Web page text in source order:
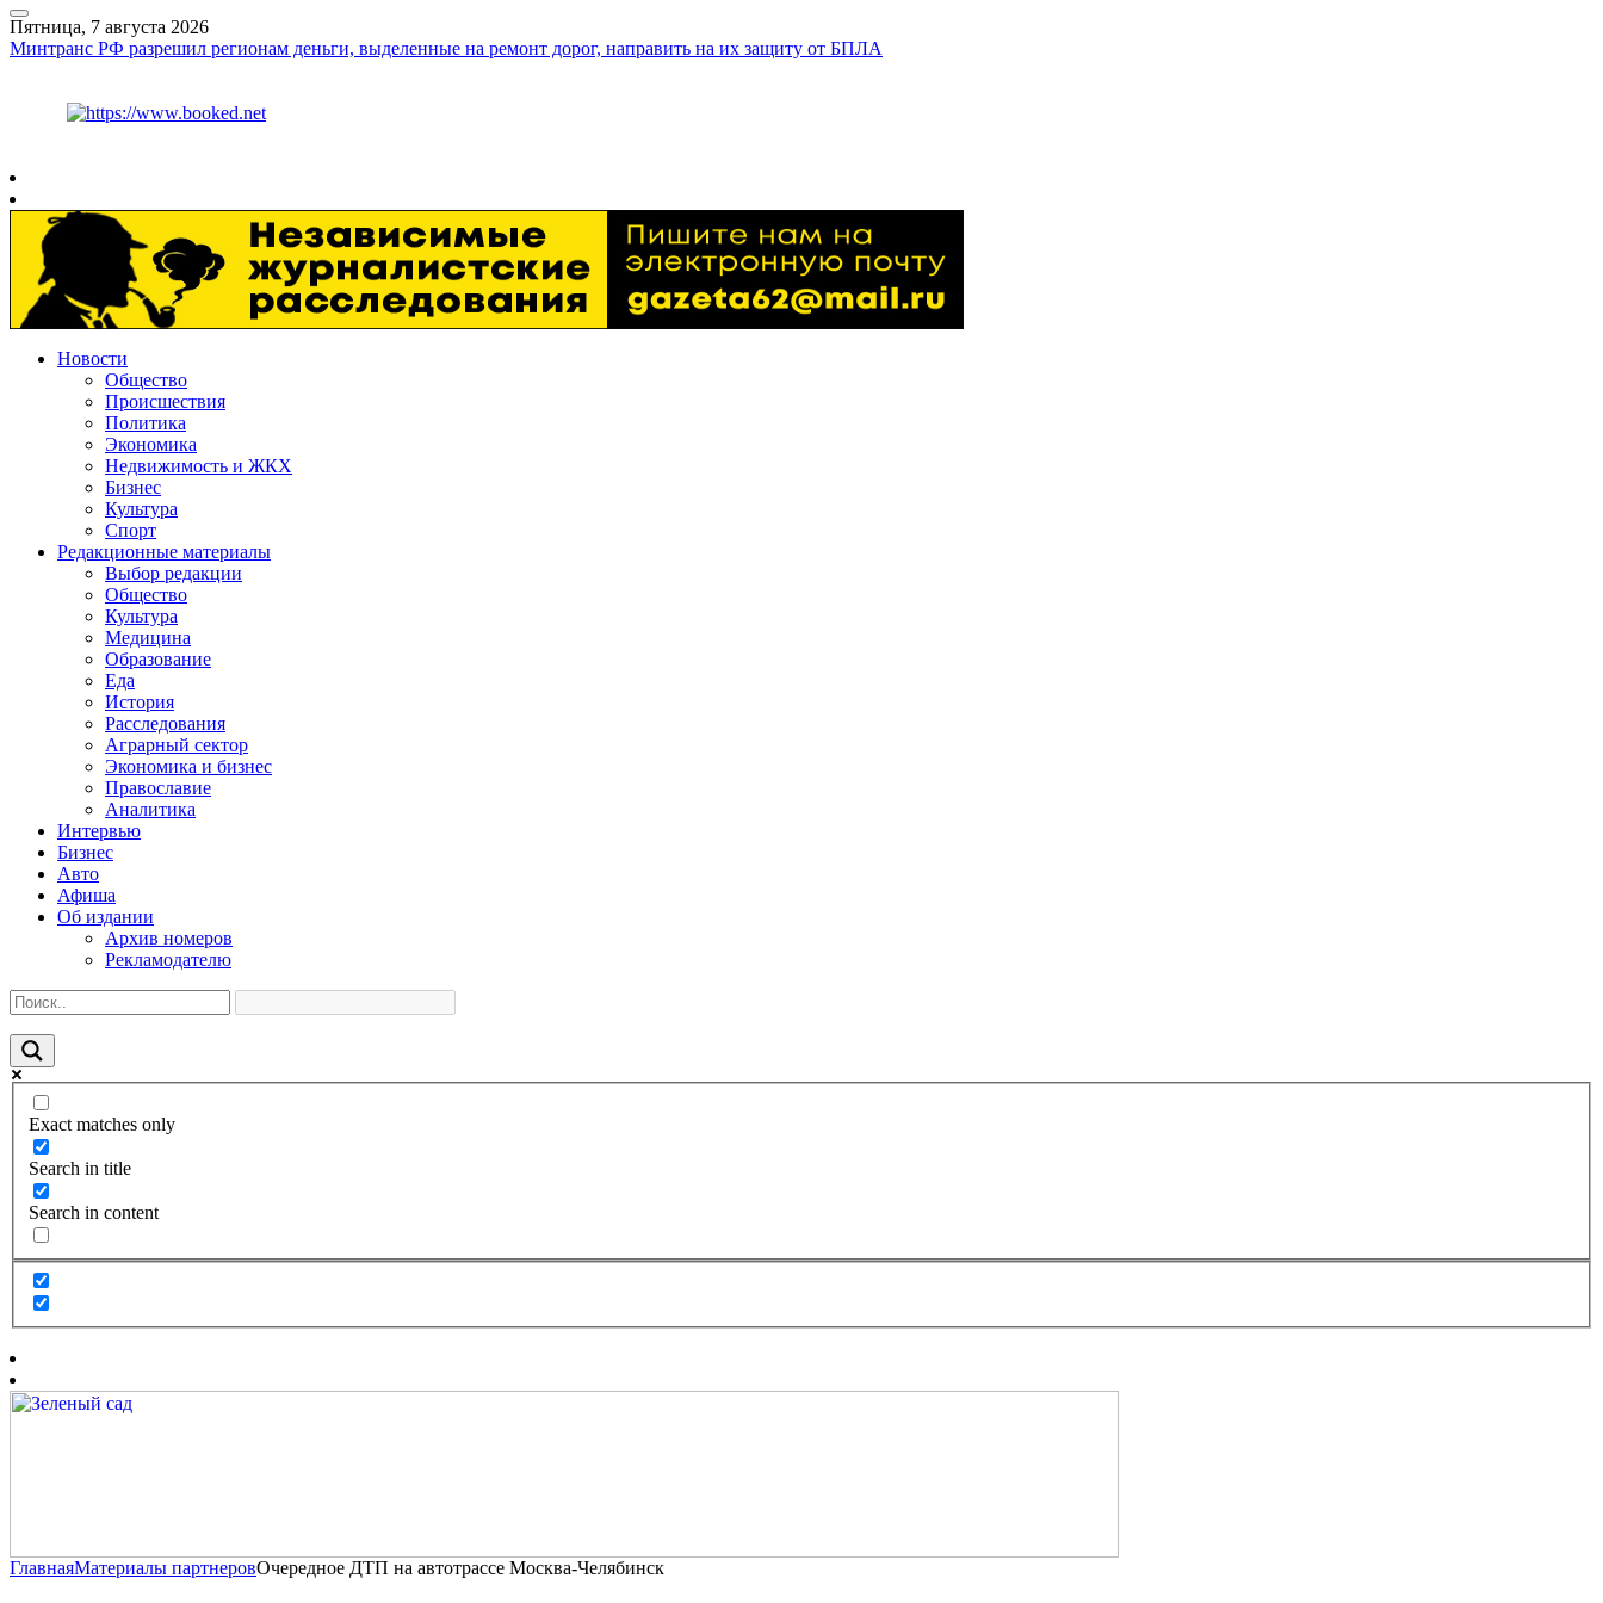
Пятница, 7 августа 2026
Минтранс РФ разрешил регионам деньги, выделенные на ремонт дорог, направить на их защиту от БПЛА
Новости
Общество
Происшествия
Политика
Экономика
Недвижимость и ЖКХ
Бизнес
Культура
Спорт
Редакционные материалы
Выбор редакции
Общество
Культура
Медицина
Образование
Еда
История
Расследования
Аграрный сектор
Экономика и бизнес
Православие
Аналитика
Интервью
Бизнес
Авто
Афиша
Об издании
Архив номеров
Рекламодателю
Exact matches only
Search in title
Search in content
ГлавнаяМатериалы партнеровОчередное ДТП на автотрассе Москва-Челябинск